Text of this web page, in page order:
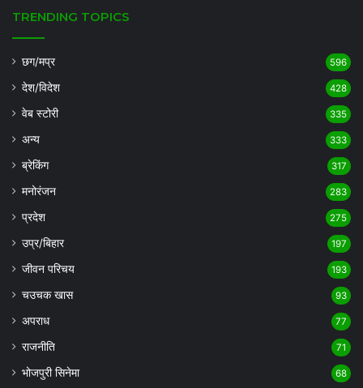
TRENDING TOPICS
छग/मप्र 596
देश/विदेश 428
वेब स्टोरी 335
अन्य 333
ब्रेकिंग 317
मनोरंजन 283
प्रदेश 275
उप्र/बिहार 197
जीवन परिचय 193
चउचक खास 93
अपराध 77
राजनीति 71
भोजपुरी सिनेमा 68